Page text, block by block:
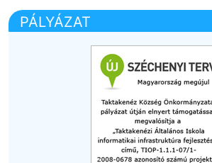
PÁLYÁZAT